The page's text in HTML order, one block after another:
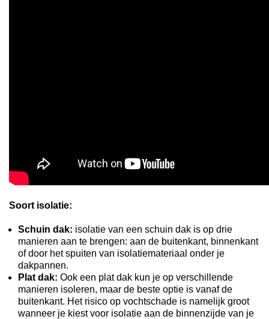
Soort isolatie:
Schuin dak: isolatie van een schuin dak is op drie
manieren aan te brengen: aan de buitenkant, binnenkant
of door het spuiten van isolatiemateriaal onder je
dakpannen.
Plat dak: Ook een plat dak kun je op verschillende
manieren isoleren, maar de beste optie is vanaf de
buitenkant. Het risico op vochtschade is namelijk groot
wanneer je kiest voor isolatie aan de binnenzijde van je